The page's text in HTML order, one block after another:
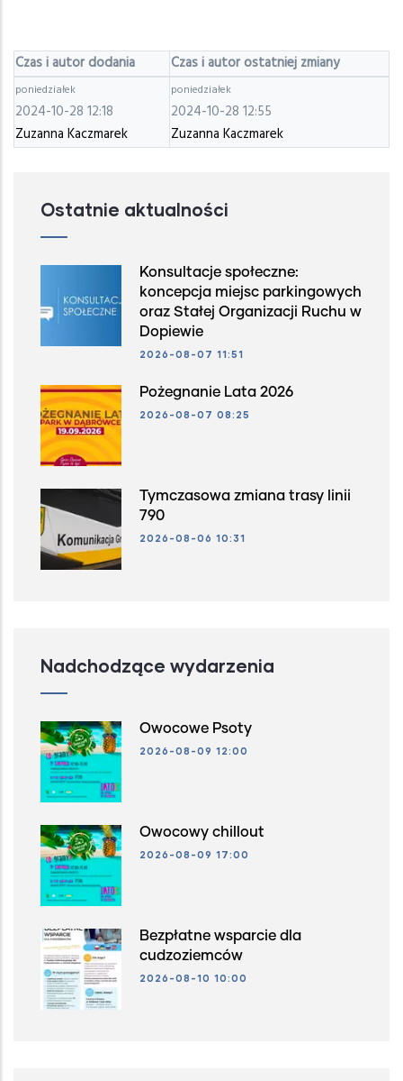
Czas i autor dodania Czas i autor ostatniej zmiany
poniedziałek
2024-10-28 12:18
Zuzanna Kaczmarek
poniedziałek
2024-10-28 12:55
Zuzanna Kaczmarek
Ostatnie aktualności
Konsultacje społeczne:
koncepcja miejsc parkingowych
oraz Stałej Organizacji Ruchu w
Dopiewie
2026-08-07 11:51
Pożegnanie Lata 2026
2026-08-07 08:25
Tymczasowa zmiana trasy linii
790
2026-08-06 10:31
Nadchodzące wydarzenia
Owocowe Psoty
2026-08-09 12:00
Owocowy chillout
2026-08-09 17:00
Bezpłatne wsparcie dla
cudzoziemców
2026-08-10 10:00